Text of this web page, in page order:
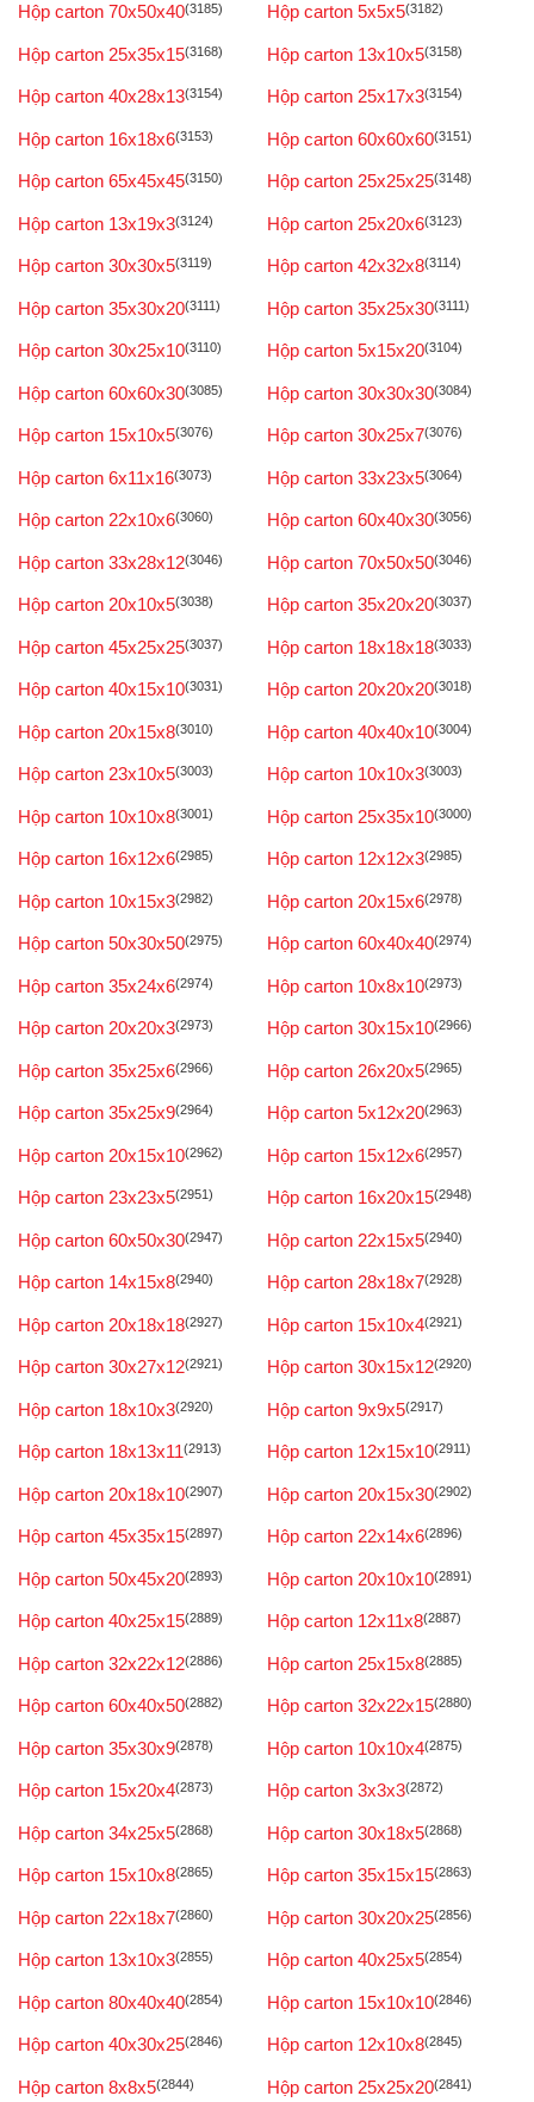
Hộp carton 70x50x40(3185) Hộp carton 5x5x5(3182)
Hộp carton 25x35x15(3168) Hộp carton 13x10x5(3158)
Hộp carton 40x28x13(3154) Hộp carton 25x17x3(3154)
Hộp carton 16x18x6(3153) Hộp carton 60x60x60(3151)
Hộp carton 65x45x45(3150) Hộp carton 25x25x25(3148)
Hộp carton 13x19x3(3124) Hộp carton 25x20x6(3123)
Hộp carton 30x30x5(3119) Hộp carton 42x32x8(3114)
Hộp carton 35x30x20(3111) Hộp carton 35x25x30(3111)
Hộp carton 30x25x10(3110) Hộp carton 5x15x20(3104)
Hộp carton 60x60x30(3085) Hộp carton 30x30x30(3084)
Hộp carton 15x10x5(3076) Hộp carton 30x25x7(3076)
Hộp carton 6x11x16(3073) Hộp carton 33x23x5(3064)
Hộp carton 22x10x6(3060) Hộp carton 60x40x30(3056)
Hộp carton 33x28x12(3046) Hộp carton 70x50x50(3046)
Hộp carton 20x10x5(3038) Hộp carton 35x20x20(3037)
Hộp carton 45x25x25(3037) Hộp carton 18x18x18(3033)
Hộp carton 40x15x10(3031) Hộp carton 20x20x20(3018)
Hộp carton 20x15x8(3010) Hộp carton 40x40x10(3004)
Hộp carton 23x10x5(3003) Hộp carton 10x10x3(3003)
Hộp carton 10x10x8(3001) Hộp carton 25x35x10(3000)
Hộp carton 16x12x6(2985) Hộp carton 12x12x3(2985)
Hộp carton 10x15x3(2982) Hộp carton 20x15x6(2978)
Hộp carton 50x30x50(2975) Hộp carton 60x40x40(2974)
Hộp carton 35x24x6(2974) Hộp carton 10x8x10(2973)
Hộp carton 20x20x3(2973) Hộp carton 30x15x10(2966)
Hộp carton 35x25x6(2966) Hộp carton 26x20x5(2965)
Hộp carton 35x25x9(2964) Hộp carton 5x12x20(2963)
Hộp carton 20x15x10(2962) Hộp carton 15x12x6(2957)
Hộp carton 23x23x5(2951) Hộp carton 16x20x15(2948)
Hộp carton 60x50x30(2947) Hộp carton 22x15x5(2940)
Hộp carton 14x15x8(2940) Hộp carton 28x18x7(2928)
Hộp carton 20x18x18(2927) Hộp carton 15x10x4(2921)
Hộp carton 30x27x12(2921) Hộp carton 30x15x12(2920)
Hộp carton 18x10x3(2920) Hộp carton 9x9x5(2917)
Hộp carton 18x13x11(2913) Hộp carton 12x15x10(2911)
Hộp carton 20x18x10(2907) Hộp carton 20x15x30(2902)
Hộp carton 45x35x15(2897) Hộp carton 22x14x6(2896)
Hộp carton 50x45x20(2893) Hộp carton 20x10x10(2891)
Hộp carton 40x25x15(2889) Hộp carton 12x11x8(2887)
Hộp carton 32x22x12(2886) Hộp carton 25x15x8(2885)
Hộp carton 60x40x50(2882) Hộp carton 32x22x15(2880)
Hộp carton 35x30x9(2878) Hộp carton 10x10x4(2875)
Hộp carton 15x20x4(2873) Hộp carton 3x3x3(2872)
Hộp carton 34x25x5(2868) Hộp carton 30x18x5(2868)
Hộp carton 15x10x8(2865) Hộp carton 35x15x15(2863)
Hộp carton 22x18x7(2860) Hộp carton 30x20x25(2856)
Hộp carton 13x10x3(2855) Hộp carton 40x25x5(2854)
Hộp carton 80x40x40(2854) Hộp carton 15x10x10(2846)
Hộp carton 40x30x25(2846) Hộp carton 12x10x8(2845)
Hộp carton 8x8x5(2844) Hộp carton 25x25x20(2841)